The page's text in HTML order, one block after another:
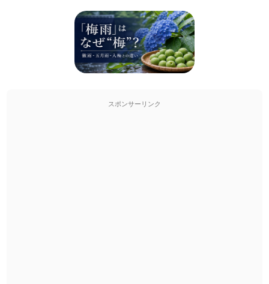
スポンサーリンク